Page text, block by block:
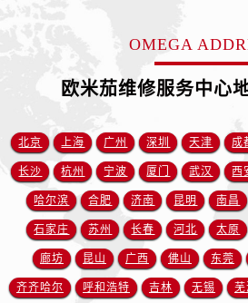
OMEGA
欧米茄维修服务中心
北京 上海 广州 深圳 天津 成
长沙 杭州 宁波 厦门 武汉 西
哈尔滨 合肥 济南 昆明 南昌
石家庄 苏州 长春 河北 太原
廊坊 昆山 广西 佛山 东莞
齐齐哈尔 呼和浩特 吉林 无锡 芜